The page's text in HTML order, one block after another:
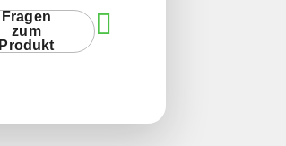
Fragen
zum
Produkt